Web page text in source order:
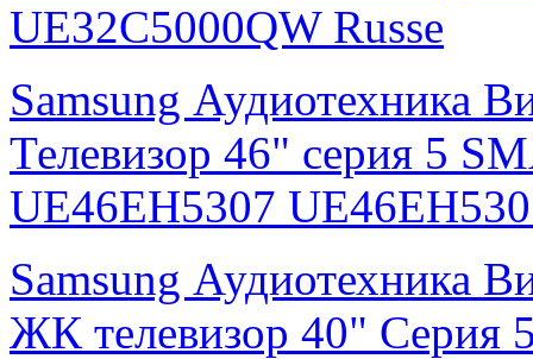
UE32C5000QW Russe
Samsung Аудиотехника
Телевизор 46" серия 5
UE46EH5307
Samsung Аудиотехника
ЖК телевизор 40" Серия